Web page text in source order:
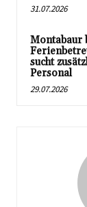
31.07.2026
Montabaur
sucht
Personal
29.07.2026